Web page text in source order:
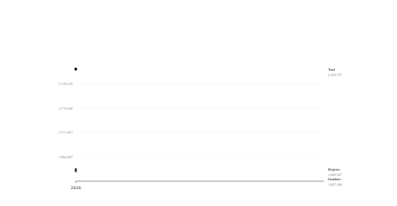
1,904,687
2,311,867
2,719,046
3,126,226
2026
Total
3,363,747
Mujeres
1,696,567
Hombres
1,667,166